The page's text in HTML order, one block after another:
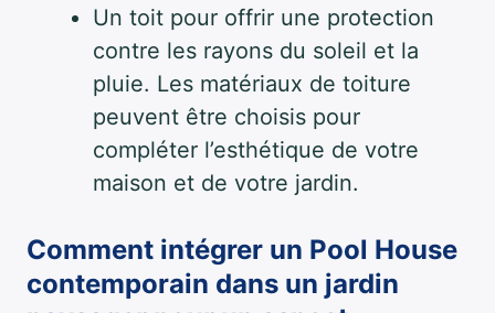
Un toit pour offrir une protection
contre les rayons du soleil et la
pluie. Les matériaux de toiture
peuvent être choisis pour
compléter l’esthétique de votre
maison et de votre jardin.
Comment intégrer un Pool House
contemporain dans un jardin